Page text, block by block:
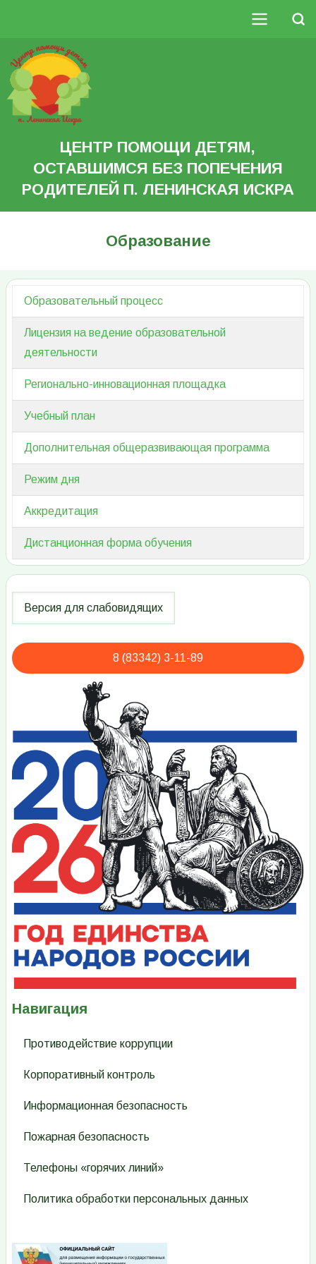
основному
содержанию
Search
Основная
навигация
ЦЕНТР ПОМОЩИ ДЕТЯМ,
ОСТАВШИМСЯ БЕЗ ПОПЕЧЕНИЯ
РОДИТЕЛЕЙ П. ЛЕНИНСКАЯ ИСКРА
Образование
Образовательный процесс
Лицензия на ведение образовательной
деятельности
Регионально-инновационная площадка
Учебный план
Дополнительная общеразвивающая программа
Режим дня
Аккредитация
Дистанционная форма обучения
8 (83342) 3-11-89
Навигация
Противодействие коррупции
Корпоративный контроль
Информационная безопасность
Пожарная безопасность
Телефоны «горячих линий»
Политика обработки персональных данных
Изображение